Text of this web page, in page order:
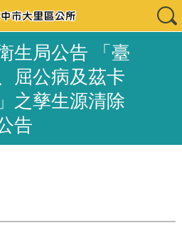
生局公告 「臺
屈公病及茲卡
之孳生源清除
告